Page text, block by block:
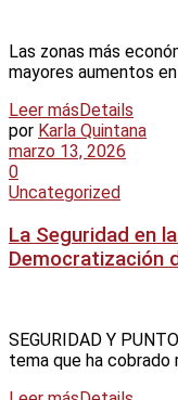
Las zonas más
mayores aumentos
Leer más Details
por Karla Quintana
marzo 13, 2026
0
Uncategorized
La Seguridad en
Democratización
SEGURIDAD Y
tema que ha cobrado